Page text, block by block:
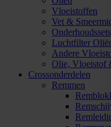
Vloeistoffen
Vet &
Luchtfilter
Andere
Olie, Vloeistof
Crossonderdelen
Remmen